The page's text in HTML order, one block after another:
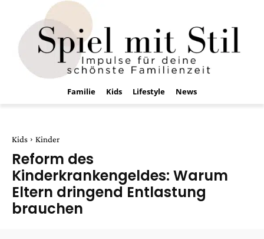
Familie Kids Lifestyle News
Kids Kinder
Reform des
Kinderkrankengeldes: Warum
Eltern dringend Entlastung
brauchen